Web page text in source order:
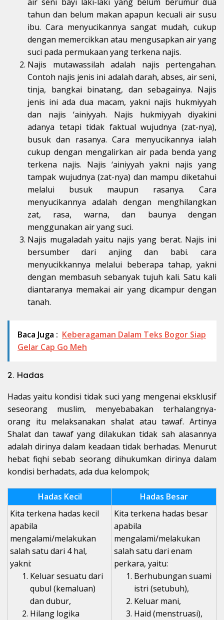
tahun dan belum makan apapun kecuali air susu
ibu. Cara menyucikannya sangat mudah, cukup
dengan memercikkan atau mengusapkan air yang
suci pada permukaan yang terkena najis.
Najis mutawassilah adalah najis pertengahan.
Contoh najis jenis ini adalah darah, abses, air seni,
tinja, bangkai binatang, dan sebagainya. Najis
jenis ini ada dua macam, yakni najis hukmiyyah
dan najis ‘ainiyyah. Najis hukmiyyah diyakini
adanya tetapi tidak faktual wujudnya (zat-nya),
busuk dan rasanya. Cara menyucikannya ialah
cukup dengan mengalirkan air pada benda yang
terkena najis. Najis ‘ainiyyah yakni najis yang
tampak wujudnya (zat-nya) dan mampu diketahui
melalui busuk maupun rasanya. Cara
menyucikannya adalah dengan menghilangkan
zat, rasa, warna, dan baunya dengan
menggunakan air yang suci.
Najis mugaladah yaitu najis yang berat. Najis ini
bersumber dari anjing dan babi. cara
menyucikkannya melalui beberapa tahap, yakni
dengan membasuh sebanyak tujuh kali. Satu kali
diantaranya memakai air yang dicampur dengan
tanah.
Baca Juga : Keberagaman Dalam Teks Bogor Siap
Gelar Cap Go Meh
2. Hadas
Hadas yaitu kondisi tidak suci yang mengenai eksklusif
seseorang muslim, menyebabakan terhalangnya-
orang itu melaksanakan shalat atau tawaf. Artinya
Shalat dan tawaf yang dilakukan tidak sah alasannya
adalah dirinya dalam keadaan tidak berhadas. Menurut
hebat fiqhi sebab seorang dihukumkan dirinya dalam
kondisi berhadats, ada dua kelompok;
Hadas Kecil
Hadas Besar
Kita terkena hadas kecil
apabila
mengalami/melakukan
salah satu dari 4 hal,
yakni:
Keluar sesuatu dari
qubul (kemaluan)
dan dubur,
Hilang logika
Kita terkena hadas besar
apabila
mengalami/melakukan
salah satu dari enam
perkara, yaitu:
Berhubungan suami
istri (setubuh),
Keluar mani,
Haid (menstruasi),